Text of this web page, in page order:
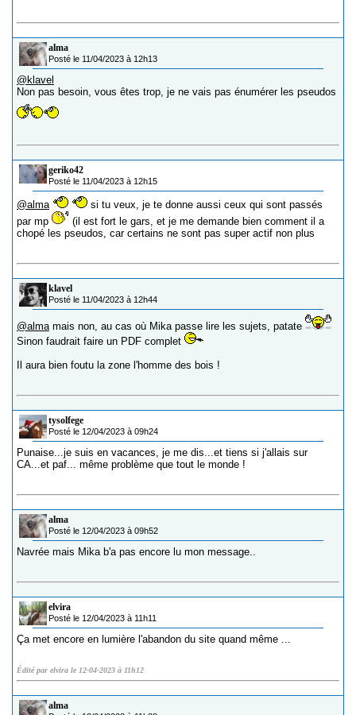
alma
Posté le 11/04/2023 à 12h13
@klavel
Non pas besoin, vous êtes trop, je ne vais pas énumérer les pseudos
geriko42
Posté le 11/04/2023 à 12h15
@alma
si tu veux, je te donne aussi ceux qui sont passés
par mp
(il est fort le gars, et je me demande bien comment il a
chopé les pseudos, car certains ne sont pas super actif non plus
klavel
Posté le 11/04/2023 à 12h44
@alma mais non, au cas où Mika passe lire les sujets, patate
Sinon faudrait faire un PDF complet
Il aura bien foutu la zone l'homme des bois !
tysolfege
Posté le 12/04/2023 à 09h24
Punaise...je suis en vacances, je me dis...et tiens si j'allais sur
CA...et paf... même problème que tout le monde !
alma
Posté le 12/04/2023 à 09h52
Navrée mais Mika b'a pas encore lu mon message..
elvira
Posté le 12/04/2023 à 11h11
Ça met encore en lumière l'abandon du site quand même ...
Édité par elvira le 12-04-2023 à 11h12
alma